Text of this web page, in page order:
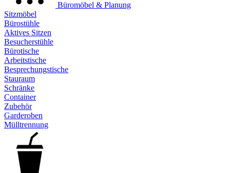
Büromöbel & Planung
Sitzmöbel
Bürostühle
Aktives Sitzen
Besucherstühle
Bürotische
Arbeitstische
Besprechungstische
Stauraum
Schränke
Container
Zubehör
Garderoben
Mülltrennung